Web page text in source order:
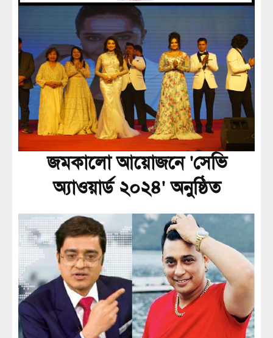
জমকালো আয়োজনে 'সেভি
অ্যাওয়ার্ড ২০২৪' অনুষ্ঠিত